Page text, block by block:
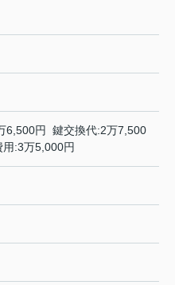
6,500円 鍵交換代:2万7,500
:3万5,000円